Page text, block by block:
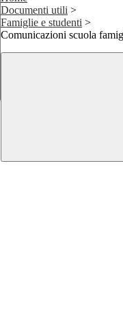
Documenti utili >
Famiglie e studenti >
Comunicazioni scuola